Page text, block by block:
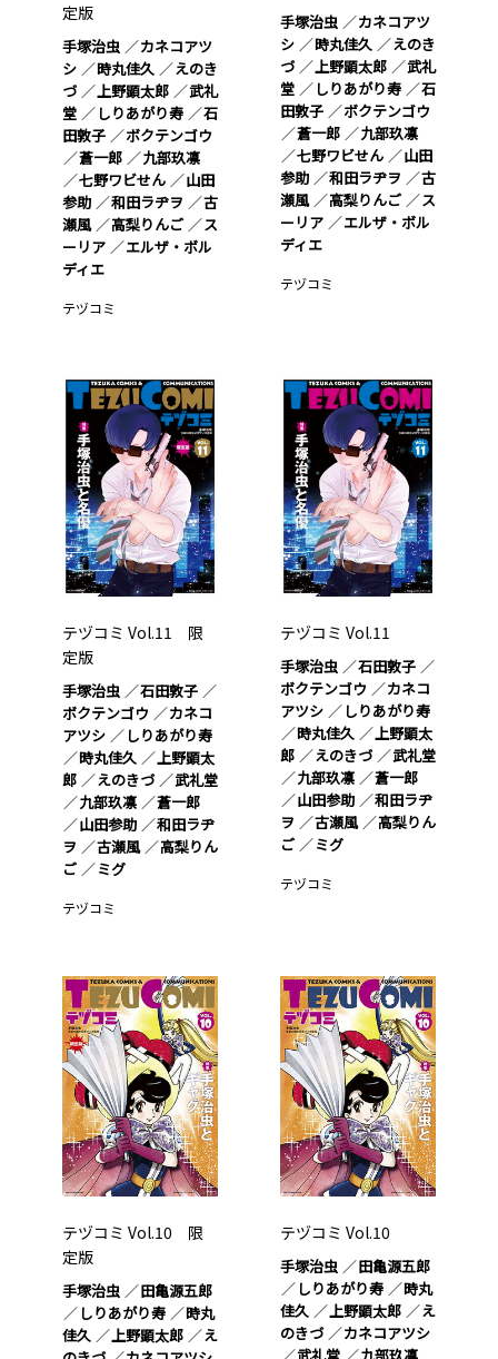
定版
手塚治虫
カネコアツ
シ
時丸佳久
えのき
づ
上野顕太郎
武礼
堂
しりあがり寿
石
田敦子
ボクテンゴウ
蒼一郎
九部玖凛
七野ワビせん
山田
参助
和田ラヂヲ
古
瀬風
高梨りんご
ス
ーリア
エルザ・ボル
ディエ
テヅコミ
手塚治虫
カネコアツ
シ
時丸佳久
えのき
づ
上野顕太郎
武礼
堂
しりあがり寿
石
田敦子
ボクテンゴウ
蒼一郎
九部玖凛
七野ワビせん
山田
参助
和田ラヂヲ
古
瀬風
高梨りんご
ス
ーリア
エルザ・ボル
ディエ
テヅコミ
テヅコミ Vol.11 限
定版
手塚治虫
石田敦子
ボクテンゴウ
カネコ
アツシ
しりあがり寿
時丸佳久
上野顕太
郎
えのきづ
武礼堂
九部玖凛
蒼一郎
山田参助
和田ラヂ
ヲ
古瀬風
高梨りん
ご
ミグ
テヅコミ
テヅコミ Vol.11
手塚治虫
石田敦子
ボクテンゴウ
カネコ
アツシ
しりあがり寿
時丸佳久
上野顕太
郎
えのきづ
武礼堂
九部玖凛
蒼一郎
山田参助
和田ラヂ
ヲ
古瀬風
高梨りん
ご
ミグ
テヅコミ
テヅコミ Vol.10 限
定版
手塚治虫
田亀源五郎
しりあがり寿
時丸
佳久
上野顕太郎
え
テヅコミ Vol.10
手塚治虫
田亀源五郎
しりあがり寿
時丸
佳久
上野顕太郎
え
のきづ
カネコアツシ